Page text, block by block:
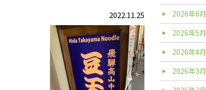
2022.11.25
2026年6月
2026年5月
2026年4月
2026年3月